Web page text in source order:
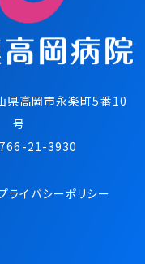
県⾼岡市永楽町5番10
号
21-3930
ライバシーポリシー